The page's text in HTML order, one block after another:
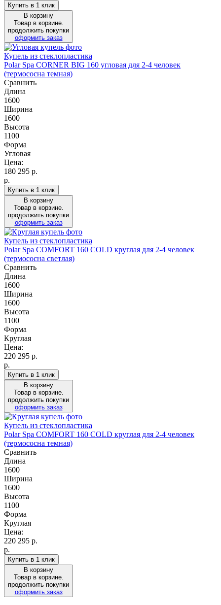
Купить в 1 клик
В корзину
Товар в корзине.
продолжить покупки
оформить заказ
Купель из стеклопластика
Polar Spa CORNER BIG 160 угловая для 2-4 человек
(термососна темная)
Сравнить
Длина
1600
Ширина
1600
Высота
1100
Форма
Угловая
Цена:
180 295 р.
р.
Купить в 1 клик
В корзину
Товар в корзине.
продолжить покупки
оформить заказ
Купель из стеклопластика
Polar Spa COMFORT 160 COLD круглая для 2-4 человек
(термососна светлая)
Сравнить
Длина
1600
Ширина
1600
Высота
1100
Форма
Круглая
Цена:
220 295 р.
р.
Купить в 1 клик
В корзину
Товар в корзине.
продолжить покупки
оформить заказ
Купель из стеклопластика
Polar Spa COMFORT 160 COLD круглая для 2-4 человек
(термососна темная)
Сравнить
Длина
1600
Ширина
1600
Высота
1100
Форма
Круглая
Цена:
220 295 р.
р.
Купить в 1 клик
В корзину
Товар в корзине.
продолжить покупки
оформить заказ